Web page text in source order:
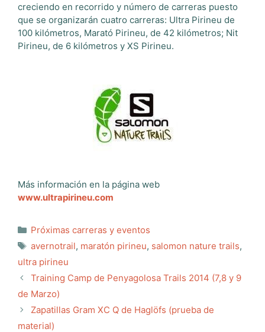
creciendo en recorrido y número de carreras puesto
que se organizarán cuatro carreras: Ultra Pirineu de
100 kilómetros, Marató Pirineu, de 42 kilómetros; Nit
Pirineu, de 6 kilómetros y XS Pirineu.
Más información en la página web
www.ultrapirineu.com
Categorías
Próximas carreras y eventos
Etiquetas
avernotrail, maratón pirineu, salomon nature trails,
ultra pirineu
Training Camp de Penyagolosa Trails 2014 (7,8 y 9
de Marzo)
Zapatillas Gram XC Q de Haglöfs (prueba de
material)